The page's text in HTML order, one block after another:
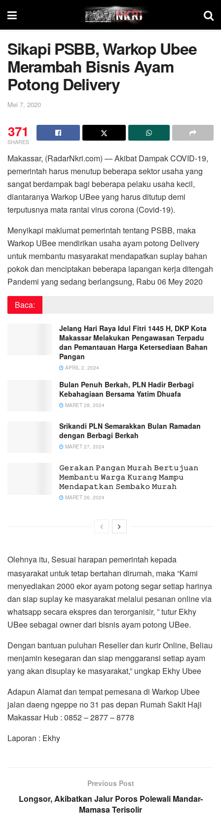
Sikapi PSBB, Warkop Ubee
Merambah Bisnis Ayam
Potong Delivery
Mei 7, 2020
371
SHARES
Makassar, (RadarNkri.com) — Akibat Dampak COVID-19,
pemerintah harus menutup beberapa sektor usaha yang
sangat berdampak bagi beberapa pelaku usaha kecil,
diantaranya Warkop UBee yang harus ditutup demi
terputusnya mata rantai virus corona (Covid-19).
Menyikapi maklumat pemerintah tentang PSBB, maka
Warkop UBee mendirikan usaha ayam potong Delivery
untuk membantu masyarakat mendapatkan suplay bahan
pokok dan menciptakan beberapa lapangan kerja ditengah
Pandemi yang sedang berlangsung, Rabu 06 Mey 2020
Baca:
Jelang Hari Raya Idul Fitri 1445 H, DKP Kota
Makassar Melakukan Pengawasan Terpadu
dan Pemantauan Harga Ketersediaan Bahan
Pangan
APRIL 2, 2024
Bulan Penuh Berkah, PLN Hadir Berbagi
Kebahagiaan Bersama Yatim Dhuafa
MARET 28, 2024
Srikandi PLN Semarakkan Bulan Ramadan
dengan Berbagi Berkah
MARET 27, 2024
𝙶𝚎𝚛𝚊𝚔𝚊𝚗 𝙿𝚊𝚗𝚐𝚊𝚗 𝙼𝚞𝚛𝚊𝚑 𝙱𝚎𝚛𝚝𝚞𝚓𝚞𝚊𝚗
𝙼𝚎𝚖𝚋𝚊𝚗𝚝𝚞 𝚆𝚊𝚛𝚐𝚊 𝙺𝚞𝚛𝚊𝚗𝚐 𝙼𝚊𝚖𝚙𝚞
𝙼𝚎𝚗𝚍𝚊𝚙𝚊𝚝𝚔𝚊𝚗 𝚂𝚎𝚖𝚋𝚊𝚔𝚘 𝙼𝚞𝚛𝚊𝚑
MARET 26, 2024
Olehnya itu, Sesuai harapan pemerintah kepada
masyarakat untuk tetap bertahan dirumah, maka “Kami
menyediakan 2000 ekor ayam potong segar setiap harinya
dan siap suplay ke masyarakat melalui pesanan online via
whatsapp secara ekspres dan terorganisir, ” tutur Ekhy
UBee sebagai owner dari bisnis ayam potong UBee.
Dengan bantuan puluhan Reseller dan kurir Online, Beliau
menjamin kesegaran dan siap menggaransi setiap ayam
yang akan disuplay ke masyarakat,” ungkap Ekhy Ubee
Adapun Alamat dan tempat pemesana di Warkop Ubee
jalan daeng ngeppe no 31 pas depan Rumah Sakit Haji
Makassar Hub : 0852 – 2877 – 8778
Laporan : Ekhy
Previous Post
Longsor, Akibatkan Jalur Poros Polewali Mandar-
Mamasa Terisolir